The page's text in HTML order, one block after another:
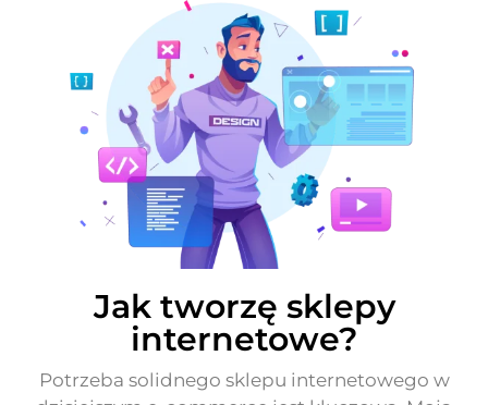
Jak tworzę sklepy
internetowe?
Potrzeba solidnego sklepu internetowego w